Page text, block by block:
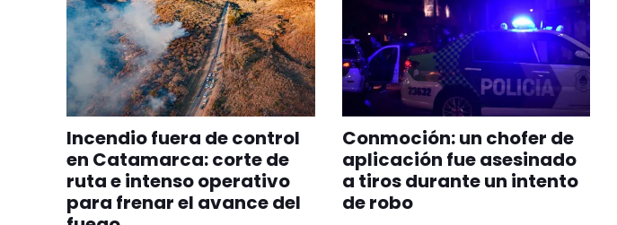
Incendio fuera de control
en Catamarca: corte de
ruta e intenso operativo
para frenar el avance del
Conmoción: un chofer de
aplicación fue asesinado
a tiros durante un intento
de robo